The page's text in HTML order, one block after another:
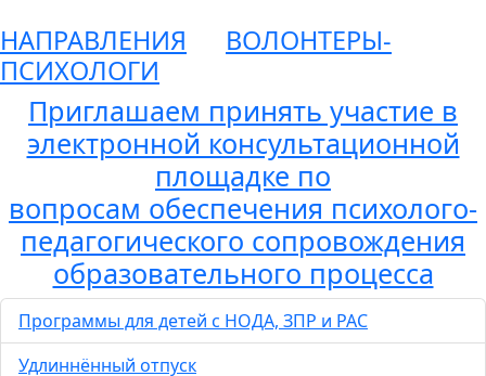
НАПРАВЛЕНИЯ
ВОЛОНТЕРЫ-
ПСИХОЛОГИ
Приглашаем принять участие в
электронной консультационной
площадке по
вопросам обеспечения психолого-
педагогического сопровождения
образовательного процесса
Программы для детей с НОДА, ЗПР и РАС
Удлиннённый отпуск